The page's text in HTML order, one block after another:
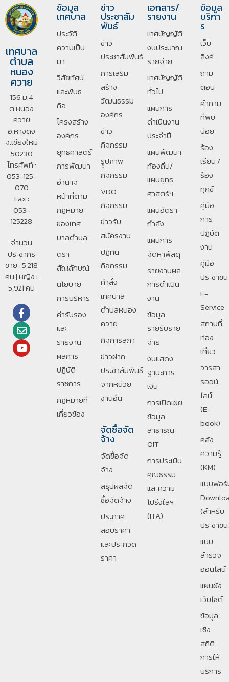
เทศบาล
ตำบล
หนอง
ควาย
156 ม.4
ต.หนอง
ควาย
อ.หางดง
จ.เชียงใหม่
50230
โทรศัพท์ :
053-125-
070
Fax :
053-
125228
จำนวน
ประชากร
ชาย : 5,218
คน | หญิง :
5,921 คน
ข้อมูล
เทศบาล
ประวัติ
ความเป็น
มา
วิสัยทัศน์
และพันธ
กิจ
โครงสร้าง
องค์กร
ยุทธศาสตร์
การพัฒนา
อํานาจ
หน้าที่ตาม
กฎหมาย
ของเทศ
บาลตําบล
ตรา
สัญลักษณ์
นโยบาย
การบริหาร
คำรับรอง
และ
รายงาน
ผลการ
ปฏิบัติ
ราชการ
กฎหมายที่
เกี่ยวข้อง
ข่าว
ประชาสัม
พันธ์
ข่าว
ประชาสัมพันธ์
การเสริม
สร้าง
วัฒนธรรม
องค์กร
ข่าว
กิจกรรม
รููปภาพ
กิจกรรม
VDO
กิจกรรม
ข่าวรับ
สมัครงาน
ปฏิทิน
กิจกรรม
คำสั่ง
เทศบาล
ตำบลหนอง
ควาย
กิจการสภา
ข่าวฝาก
ประชาสัมพันธ์
จากหน่วย
งานอื่น
จัดซื้อจัด
จ้าง
จัดซื้อจัด
จ้าง
สรุปผลจัด
ซื้อจัดจ้าง
ประกาศ
สอบราคา
และประกวด
ราคา
เอกสาร/
รายงาน
เทศบัญญัติ
งบประมาณ
รายจ่าย
เทศบัญญัติ
ทั่วไป
แผนการ
ดำเนินงาน
ประจำปี
แผนพัฒนา
ท้องถิ่น/
แผนยุทธ
ศาสตร์ฯ
แผนอัตรา
กำลัง
แผนการ
จัดหาพัสดุ
รายงานผล
การดำเนิน
งาน
ข้อมูล
รายรับราย
จ่าย
งบแสดง
ฐานะการ
เงิน
การเปิดเผย
ข้อมูล
สาธารณะ
OIT
การประเมิน
คุณธรรม
และความ
โปร่งใสฯ
(ITA)
ข้อมูล
บริกา
ร
เว็บ
ลิงค์
ถาม
ตอบ
คำถาม
ที่พบ
บ่อย
ร้อง
เรียน /
ร้อง
ทุกข์
คู่มือ
การ
ปฏิบัติ
งาน
คู่มือ
ประชาชน
E-
Service
สถานที่
ท่อง
เที่ยว
วารสา
รออน์
ไลน์
(E-
book)
คลัง
ความรู้
(KM)
แบบฟอ
(สำหรับ
ประชาช
แบบ
สำรวจ
ออนไลน์
แผนผัง
เว็บไซต์
ข้อมูล
เชิง
สถิติ
การให้
บริการ